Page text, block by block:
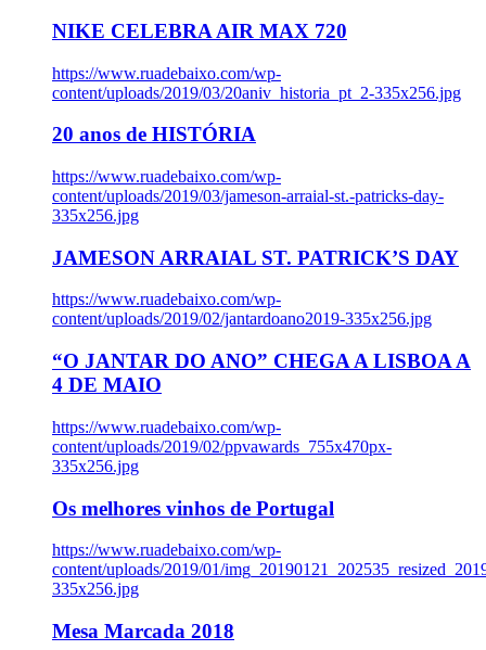
NIKE CELEBRA AIR MAX 720
https://www.ruadebaixo.com/wp-
content/uploads/2019/03/20aniv_historia_pt_2-335x256.jpg
20 anos de HISTÓRIA
https://www.ruadebaixo.com/wp-
content/uploads/2019/03/jameson-arraial-st.-patricks-day-
335x256.jpg
JAMESON ARRAIAL ST. PATRICK’S DAY
https://www.ruadebaixo.com/wp-
content/uploads/2019/02/jantardoano2019-335x256.jpg
“O JANTAR DO ANO” CHEGA A LISBOA A
4 DE MAIO
https://www.ruadebaixo.com/wp-
content/uploads/2019/02/ppvawards_755x470px-
335x256.jpg
Os melhores vinhos de Portugal
https://www.ruadebaixo.com/wp-
content/uploads/2019/01/
335x256.jpg
Mesa Marcada 2018